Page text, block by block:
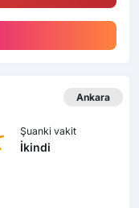
Ankara
Şuanki vakit
İkindi